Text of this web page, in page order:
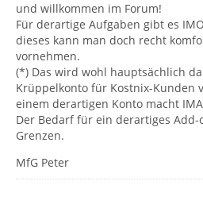
und willkommen im Forum!
Für derartige Aufgaben gibt es
dieses kann man doch recht
vornehmen.
(*) Das wird wohl hauptsächlich
Krüppelkonto für Kostnix-Kunden
einem derartigen Konto macht
Der Bedarf für ein derartiges
Grenzen.
MfG Peter